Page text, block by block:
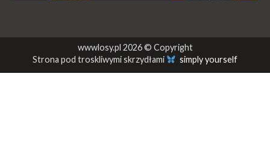
wwwlosy.pl 2026 © Copyright
Strona pod troskliwymi skrzydłami
simply yourself